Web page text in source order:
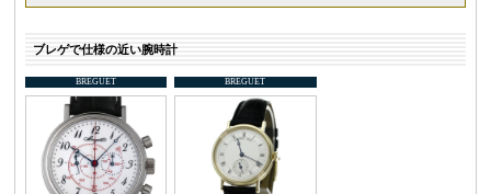
ブレゲで仕様の近い腕時計
BREGUET BREGUET